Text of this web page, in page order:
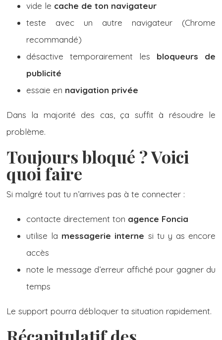
vide le cache de ton navigateur
teste avec un autre navigateur (Chrome
recommandé)
désactive temporairement les bloqueurs de
publicité
essaie en navigation privée
Dans la majorité des cas, ça suffit à résoudre le
problème.
Toujours bloqué ? Voici
quoi faire
Si malgré tout tu n’arrives pas à te connecter :
contacte directement ton agence Foncia
utilise la messagerie interne si tu y as encore
accès
note le message d’erreur affiché pour gagner du
temps
Le support pourra débloquer ta situation rapidement.